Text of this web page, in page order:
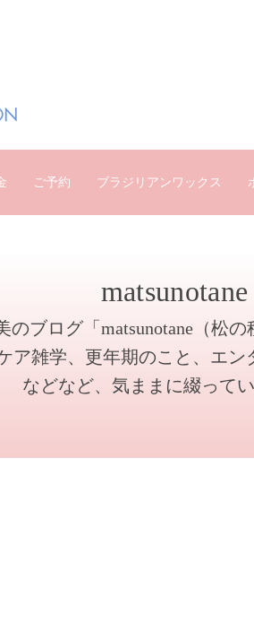
ご予約 ブラジリアンワックス
matsunotane
のブログ「matsunotane（松の
ア雑学、更年期のこと、エン
などなど、気ままに綴ってい